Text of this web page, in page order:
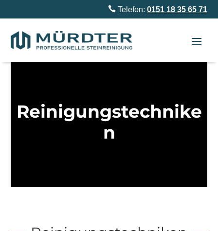
Telefon: 0151 18 35 65 71
Reinigungstechnike
n